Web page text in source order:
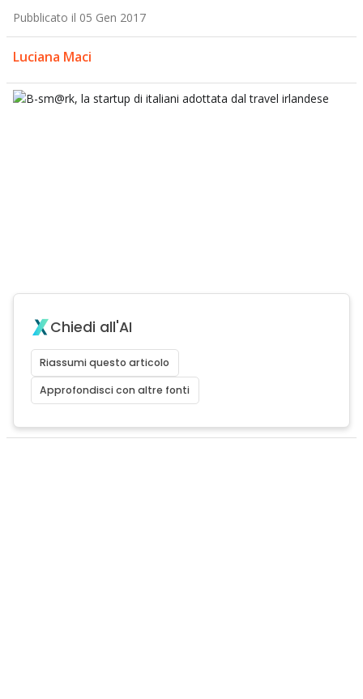
Pubblicato il 05 Gen 2017
Luciana Maci
Chiedi all'AI
Riassumi questo articolo
Approfondisci con altre fonti